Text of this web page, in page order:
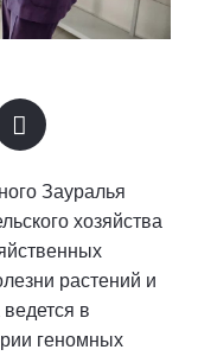
Зауралья
хозяйства
растений и
в
геномных